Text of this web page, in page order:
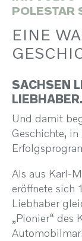
POLESTAR
EINE
SACHSEN
LIEBHABER.
Und damit
Geschichte,
Als aus Karl-
eröffnete sich
Liebhaber
„Pionier“ des